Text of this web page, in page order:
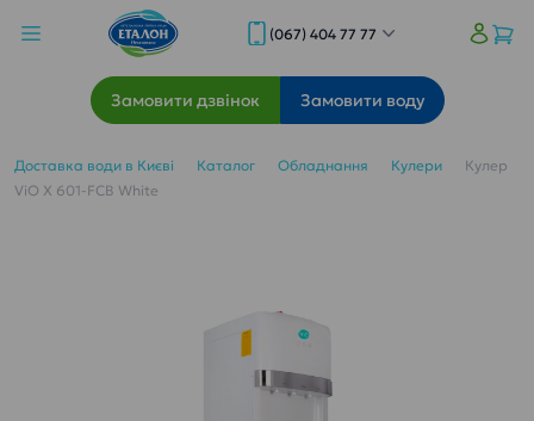
(067) 404 77 77
Замовити дзвінок Замовити воду
Доставка води в Києві Каталог Обладнання Кулери
Кулер
ViO X 601-FCB White